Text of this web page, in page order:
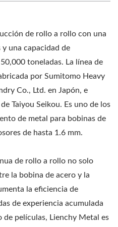
de rollo a rollo con una
una capacidad de
toneladas. La línea de
por Sumitomo Heavy
Co., Ltd. en Japón, e
Taiyou Seikou. Es uno de los
de metal para bobinas de
de hasta 1.6 mm.
de rollo a rollo no solo
la bobina de acero y la
la eficiencia de
de experiencia acumulada
películas, Lienchy Metal es